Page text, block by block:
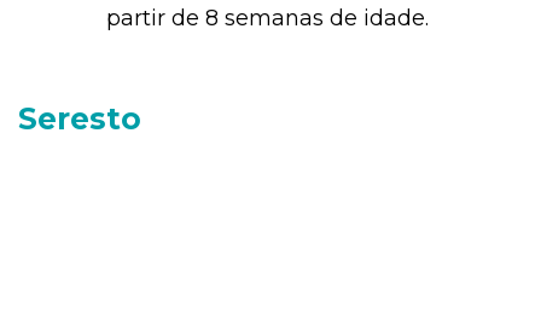
partir de 8 semanas de idade.
Seresto